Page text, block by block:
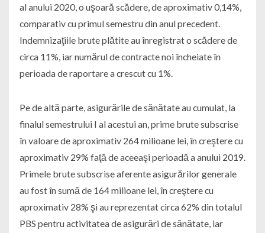
al anului 2020, o uşoară scădere, de aproximativ 0,14%,
comparativ cu primul semestru din anul precedent.
Indemnizaţiile brute plătite au înregistrat o scădere de
circa 11%, iar numărul de contracte noi încheiate în
perioada de raportare a crescut cu 1%.
Pe de altă parte, asigurările de sănătate au cumulat, la
finalul semestrului I al acestui an, prime brute subscrise
în valoare de aproximativ 264 milioane lei, în creştere cu
aproximativ 29% faţă de aceeaşi perioadă a anului 2019.
Primele brute subscrise aferente asigurărilor generale
au fost în sumă de 164 milioane lei, în creştere cu
aproximativ 28% şi au reprezentat circa 62% din totalul
PBS pentru activitatea de asigurări de sănătate, iar